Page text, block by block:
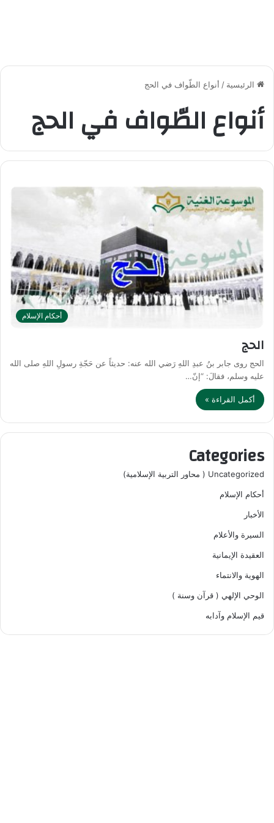
الرئيسية / أنواع الطّواف في الحج
أنواع الطّواف في الحج
أحكام الإسلام
الحج
الحج روى جابر بنُ عبدِ اللهِ رَضي الله عنه: حديثاً عن حَجّةِ رسولِ اللهِ صلى الله
عليه وسلم، فقالَ: “إنّ…
أكمل القراءة »
Categories
Uncategorized ( محاور التربية الإسلامية)
أحكام الإسلام
الأخبار
السيرة والأعلام
العقيدة الإيمانية
الهوية والانتماء
الوحي الإلهي ( قرآن وسنة )
قيم الإسلام وآدابه